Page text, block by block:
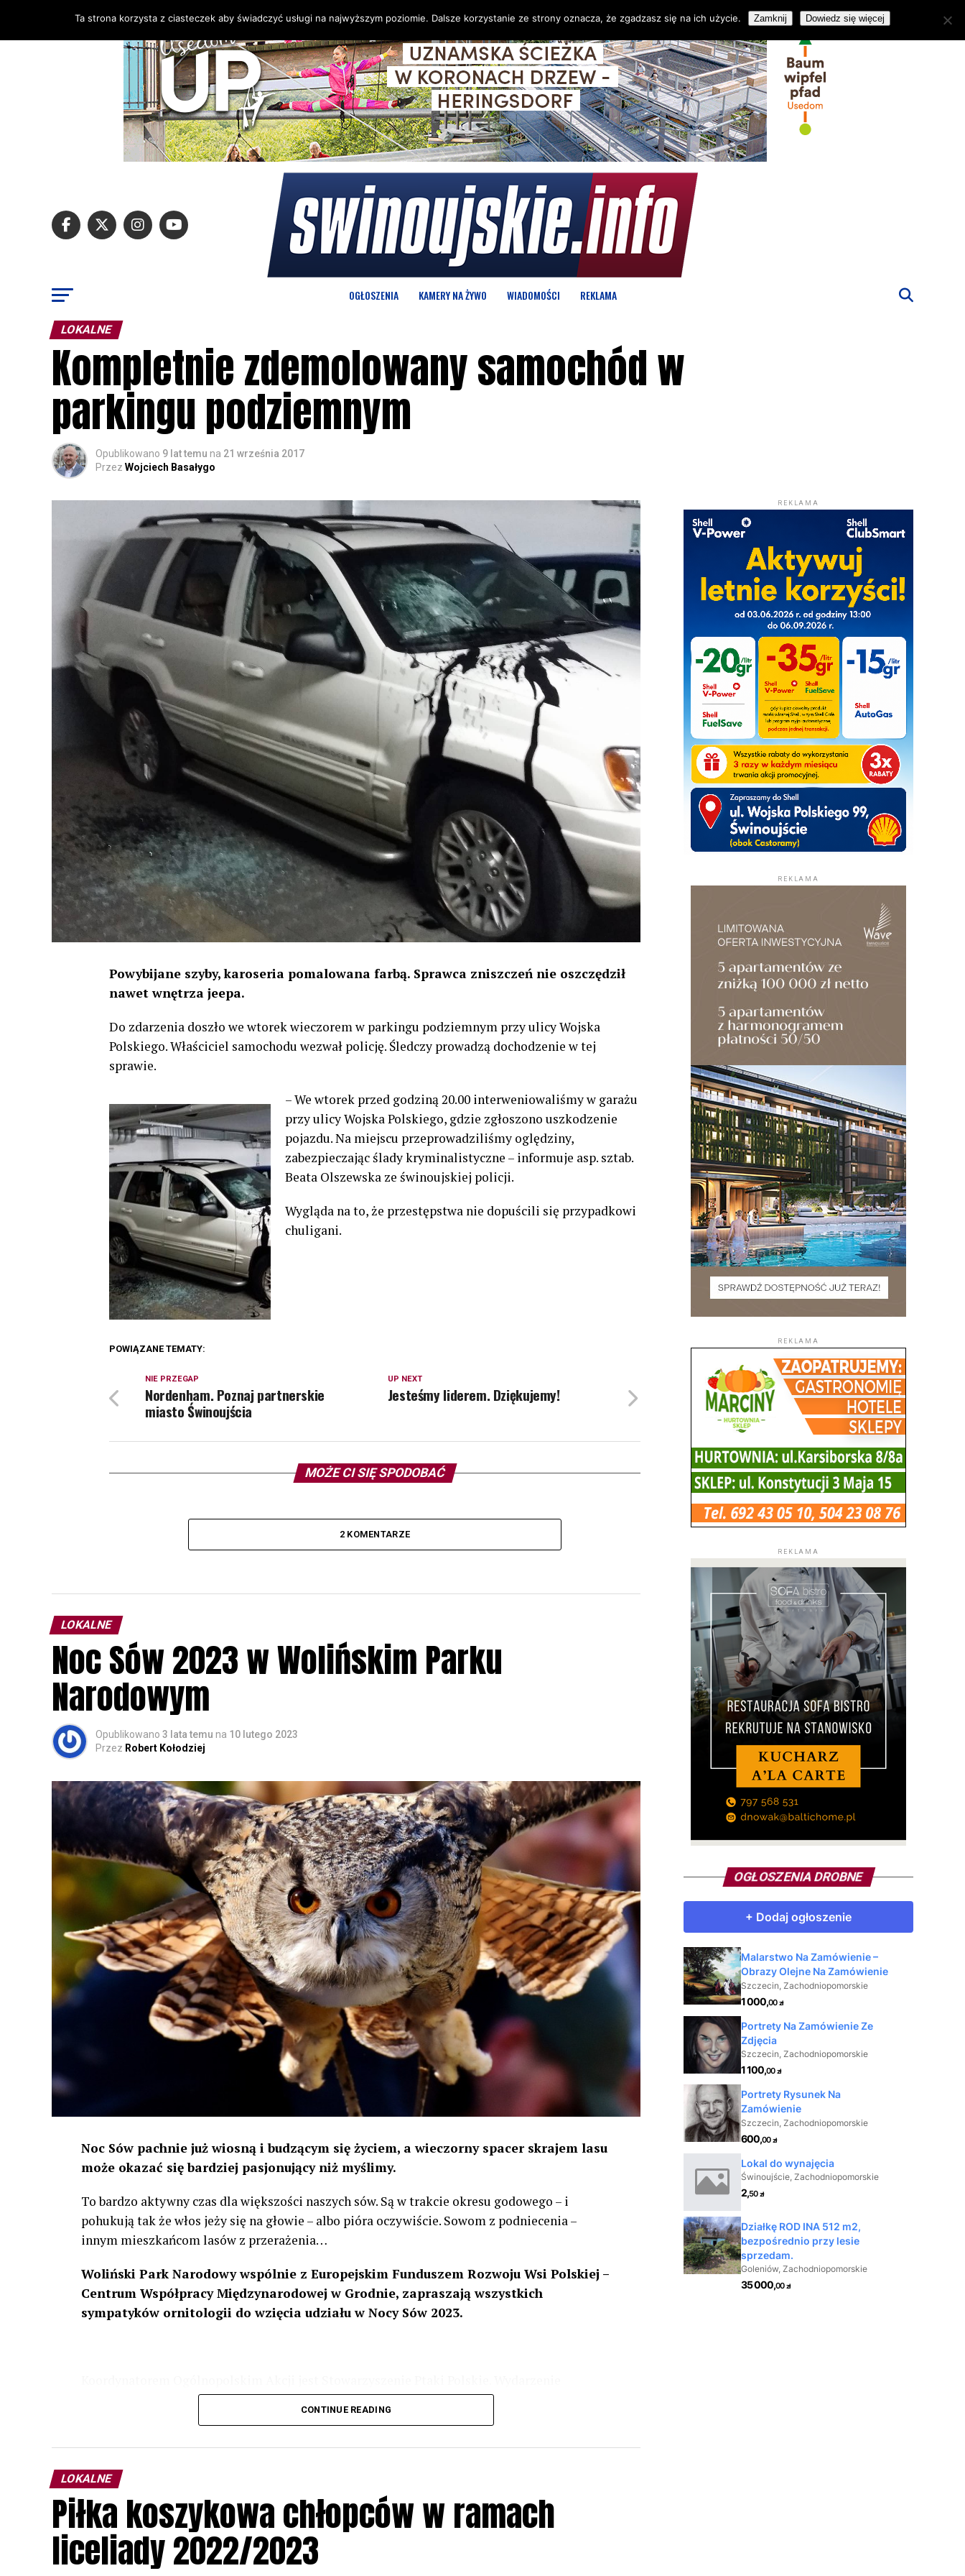
OGŁOSZENIA KAMERY NA ŻYWO WIADOMOŚCI REKLAMA
LOKALNE
Kompletnie zdemolowany samochód w
parkingu podziemnym
Opublikowano 9 lat temu na 21 września 2017
Przez Wojciech Basałygo
Powybijane szyby, karoseria pomalowana farbą. Sprawca zniszczeń nie oszczędził
nawet wnętrza jeepa.
Do zdarzenia doszło we wtorek wieczorem w parkingu podziemnym przy ulicy Wojska
Polskiego. Właściciel samochodu wezwał policję. Śledczy prowadzą dochodzenie w tej
sprawie.
– We wtorek przed godziną 20.00 interweniowaliśmy w garażu
przy ulicy Wojska Polskiego, gdzie zgłoszono uszkodzenie
pojazdu. Na miejscu przeprowadziliśmy oględziny,
zabezpieczając ślady kryminalistyczne – informuje asp. sztab.
Beata Olszewska ze świnoujskiej policji.
Wygląda na to, że przestępstwa nie dopuścili się przypadkowi
chuligani.
POWIĄZANE TEMATY:
UP NEXT
Jesteśmy liderem. Dziękujemy!
NIE PRZEGAP
Nordenham. Poznaj partnerskie
miasto Świnoujścia
MOŻE CI SIĘ SPODOBAĆ
2 KOMENTARZE
LOKALNE
Noc Sów 2023 w Wolińskim Parku
Narodowym
Opublikowano 3 lata temu na 10 lutego 2023
Przez Robert Kołodziej
Noc Sów pachnie już wiosną i budzącym się życiem, a wieczorny spacer skrajem lasu
może okazać się bardziej pasjonujący niż myślimy.
To bardzo aktywny czas dla większości naszych sów. Są w trakcie okresu godowego – i
pohukują tak że włos jeży się na głowie – albo pióra oczywiście. Sowom z podniecenia –
innym mieszkańcom lasów z przerażenia…
Woliński Park Narodowy wspólnie z Europejskim Funduszem Rozwoju Wsi Polskiej –
Centrum Współpracy Międzynarodowej w Grodnie, zapraszają wszystkich
sympatyków ornitologii do wzięcia udziału w Nocy Sów 2023.
odbędzie się w dniach24 i 25 lutego 2023 r. wg harmonogramu przedstawionego na
Wszystkich uczestników zapraszamy do udziału w Akcji, włączenia się w aktywne
rozpoznawanie głosów sów i wymianę doświadczeń przy grillu.Na wydarzenie obowiązują
zapisy.
CONTINUE READING
LOKALNE
Piłka koszykowa chłopców w ramach
liceliady 2022/2023
REKLAMA
REKLAMA
REKLAMA
REKLAMA
OGŁOSZENIA DROBNE
Ta strona korzysta z ciasteczek aby świadczyć usługi na najwyższym poziomie. Dalsze korzystanie ze strony oznacza, że zgadzasz się na ich użycie. Zamknij Dowiedz się więcej